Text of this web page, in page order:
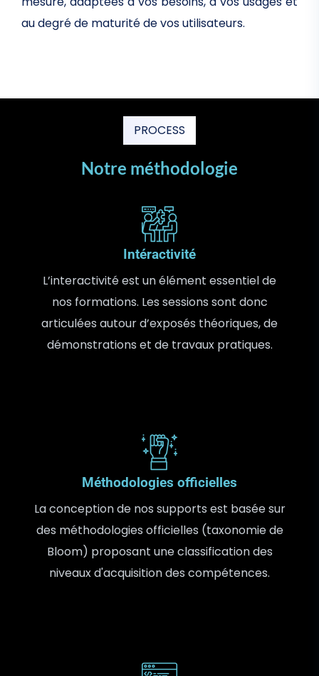
au degré de maturité de vos utilisateurs.
PROCESS
Notre méthodologie
Intéractivité
L’interactivité est un élément essentiel de
nos formations. Les sessions sont donc
articulées autour d’exposés théoriques, de
démonstrations et de travaux pratiques.
01
Méthodologies officielles
La conception de nos supports est basée sur
des méthodologies officielles (taxonomie de
Bloom) proposant une classification des
niveaux d'acquisition des compétences.
01